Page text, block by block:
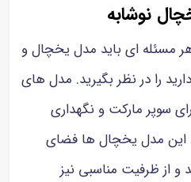
نوشابه
مسئله ای باید مدل یخچال و
را در نظر بگیرید. مدل های
سوپر مارکت و نگهداری
مدل یخچال ها فضای
و از ظرفیت مناسبی نیز